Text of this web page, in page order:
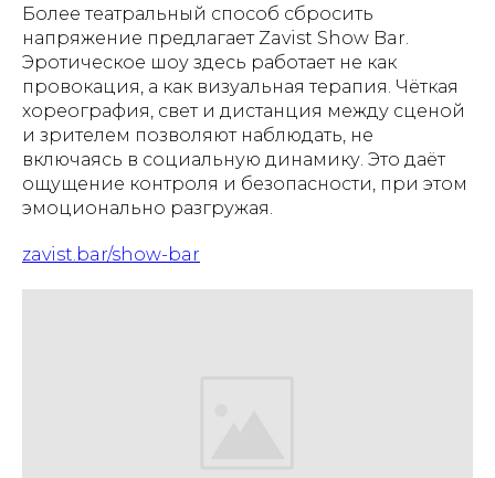
Более театральный способ сбросить
напряжение предлагает Zavist Show Bar.
Эротическое шоу здесь работает не как
провокация, а как визуальная терапия. Чёткая
хореография, свет и дистанция между сценой
и зрителем позволяют наблюдать, не
включаясь в социальную динамику. Это даёт
ощущение контроля и безопасности, при этом
эмоционально разгружая.
zavist.bar/show-bar